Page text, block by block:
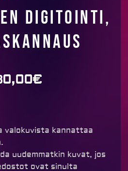
digitointi,
valokuvista kannattaa
uudemmatkin kuvat, jos
ovat sinulta